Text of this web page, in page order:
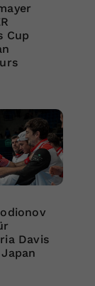
Cup
Davis